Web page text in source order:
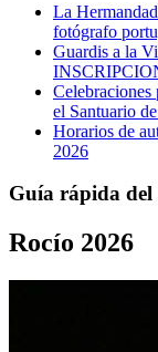
La
fotógrafo
Guardis a la
Celebraciones
el Santuario
Horarios de
2026
Guía rápida del
Rocío 2026